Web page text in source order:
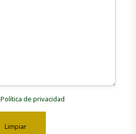
Política de privacidad